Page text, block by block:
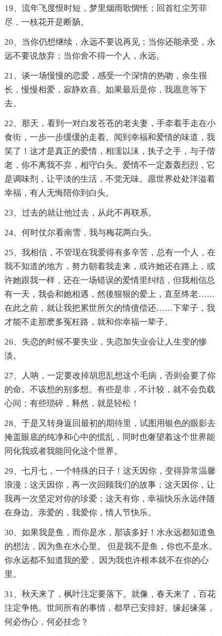
19、流年飞度恨时短，梦里烟雨歌惆怅；回首红尘芳菲
尽，一枝花开是断肠。
20、当你仍想继续，永远不要说再见；当你还能承受，永
远不要说放弃；当你舍不得一个人，永远。
21、谈一场慢慢的恋爱，感受一个深情的热吻，余生很
长，慢慢相爱，寂静欢喜。如果最后是你，我愿意等下
去。
22、那天，看到一对白发苍苍的老夫妻，手牵着手走在小
食街，一步一步缓缓的走着。闻到幸福和爱情的味道，我
笑了！这才是真正的爱情，相濡以沫，执子之手，与子偕
老，你不离我不弃，相守白头。爱情不一定轰轰烈烈，它
是调味剂，让平淡的生活，不觉无味。愿世界处处洋溢着
幸福，有人无悔陪你到白头。
23、过去的就让他过去，从此不再联系。
24、何时仗尔看南雪，我与梅花两白头。
25、我相信，不管现在我爱得有多辛苦，总有一个人，在
我不知道的地方，努力朝着我走来，或许她还在路上，或
许她跟我一样，还在一场错误的爱情里纠结，但我相信总
有一天，我会和她相遇，然後狠狠的爱上，直至终老……
在此之前，就让我把累世所欠的情债偿还……下辈子，我
才能不走那麽多冤枉路，就和你幸福一辈子。
26、失恋的时候不要失业，失恋加失业会让人生变的惨
淡。
27、人呐，一定要改掉胡思乱想这个毛病，否则会要了你
的命。不该想的别多想。有些是非，不计较，就不会负载
心间；有些琐碎，释然，就是轻松！
28、于是又转身返回最初的期待里，试图用银色的眼影去
掩盖眼底的纯净和心中的慌乱，同时也奢望着这个世界能
同化我或者我能同化这个世界。
29、七月七，一个特殊的日子！这天因你，变得异常温馨
浪漫；这天因你，再一次回顾我们的故事；这天因你，让
我再一次坚定对你的珍爱；这天有你，幸福快乐永远伴随
在身边。亲爱的，我爱你，情人节快乐。
30、如果我是鱼，而你是水，那该多好！水永远都知道鱼
的想法，因为鱼在水心里。 但是我不是鱼，你也不是水。
你永远都不知道我的爱， 因为我也许根本就不在你的心
里。
31、秋天来了，枫叶注定要落下。就像，春天来了，百花
注定争艳。世间所有的事情，都早已安排好。缘起缘落，
何必伤心，何必挂念？